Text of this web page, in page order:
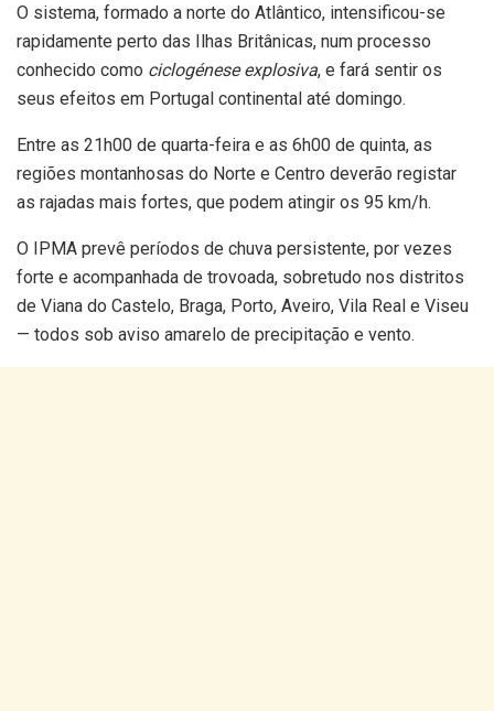
O sistema, formado a norte do Atlântico, intensificou-se
rapidamente perto das Ilhas Britânicas, num processo
conhecido como ciclogénese explosiva, e fará sentir os
seus efeitos em Portugal continental até domingo.
Entre as 21h00 de quarta-feira e as 6h00 de quinta, as
regiões montanhosas do Norte e Centro deverão registar
as rajadas mais fortes, que podem atingir os 95 km/h.
O IPMA prevê períodos de chuva persistente, por vezes
forte e acompanhada de trovoada, sobretudo nos distritos
de Viana do Castelo, Braga, Porto, Aveiro, Vila Real e Viseu
— todos sob aviso amarelo de precipitação e vento.